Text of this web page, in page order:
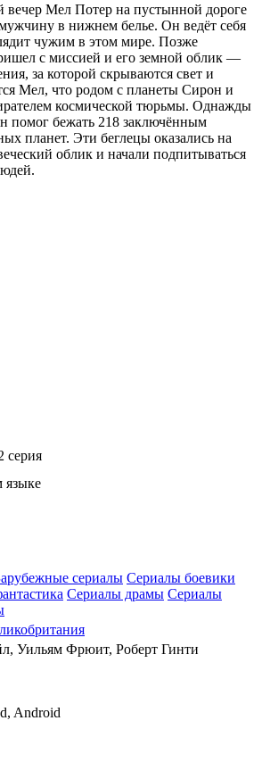
вечер Мел Потер на пустынной дороге
мужчину в нижнем белье. Он ведёт себя
чужим в этом мире. Позже
с миссией и его земной облик —
за которой скрываются свет и
Мел, что родом с планеты Сирон и
космической тюрьмы. Однажды
помог бежать 218 заключённым
планет. Эти беглецы оказались на
облик и начали подпитываться
серия
языке
сериалы Сериалы боевики
Сериалы драмы Сериалы
Уильям Фрюит, Роберт Гинти
Android